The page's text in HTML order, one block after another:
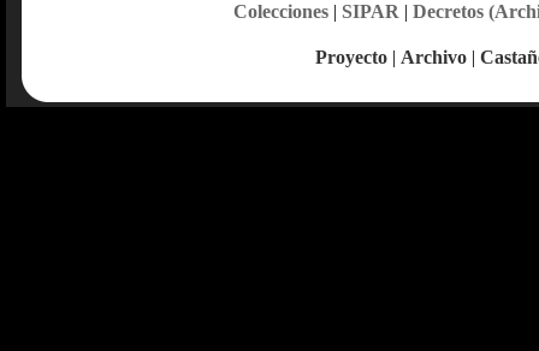
Colecciones| SIPAR | Decretos
Proyecto | Archivo |